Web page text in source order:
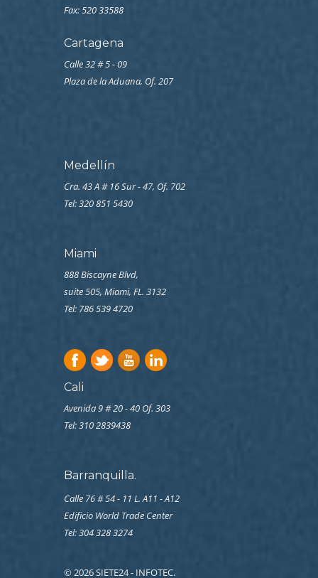
Fax: 520 33588
Cartagena
Calle 32 # 5 - 09
Plaza de la Aduana, Of. 207
Medellín
Cra. 43 A # 16 Sur - 47, Of. 702
Tel: 320 851 5430
Miami
888 Biscayne Blvd,
suite 505, Miami, FL. 3132
Tel: 786 539 4720
Cali
Avenida 9 # 20 - 40 Of. 303
Tel:310 2839438
Barranquilla.
Calle 76 # 54 - 11 L. A11 - A12
Edificio World Trade Center
Tel: 304 328 3274
© 2026 SIETE24 - INFOTEC.